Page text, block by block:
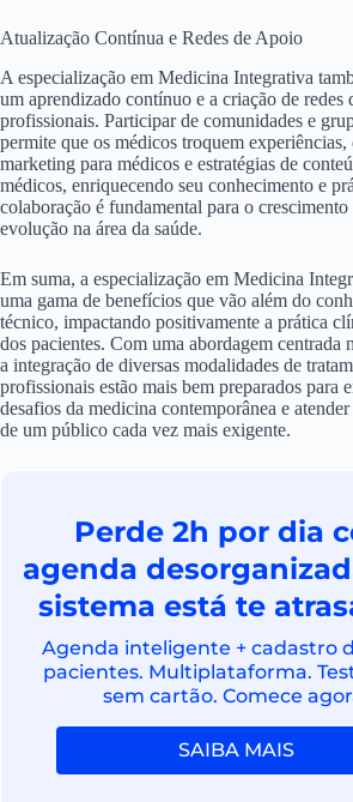
Atualização Contínua e Redes de Apoio
A especialização em Medicina Integrativa
um aprendizado contínuo e a criação de redes
profissionais. Participar de comunidades e
permite que os médicos troquem experiências,
marketing para médicos e estratégias de
médicos, enriquecendo seu conhecimento e
colaboração é fundamental para o
evolução na área da saúde.
Em suma, a especialização em Medicina
uma gama de benefícios que vão além do
técnico, impactando positivamente a prática
dos pacientes. Com uma abordagem centrada
a integração de diversas modalidades de
profissionais estão mais bem preparados para
desafios da medicina contemporânea e atender
de um público cada vez mais exigente.
Perde 2h por dia
agenda
sistema está te
Agenda inteligente + cadastro
pacientes. Multiplataforma.
sem cartão. Comece
SAIBA MAIS